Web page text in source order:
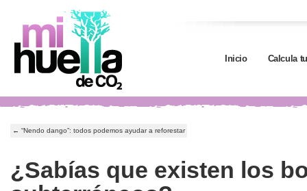
Inicio Calcula
← “Nendo dango”: todos podemos ayudar a reforestar
¿Sabías que existen los